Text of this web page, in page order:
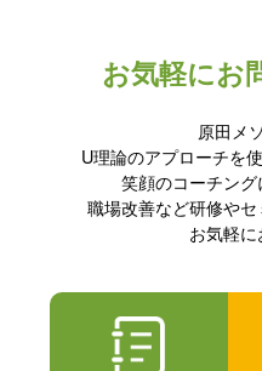
お気軽にお
原田メ
U理論のアプローチを
笑顔のコーチング
職場改善など研修や
お気軽に